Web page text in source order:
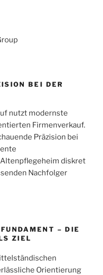
BEI DER
nutzt modernste
Firmenverkauf.
Präzision bei
diskret
Nachfolger
– DIE
ZIEL
Orientierung